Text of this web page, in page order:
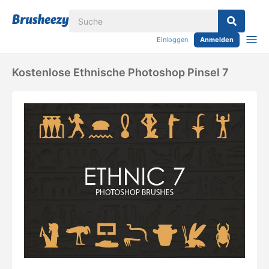
Einloggen Anmelden
Kostenlose Ethnische Photoshop Pinsel 7